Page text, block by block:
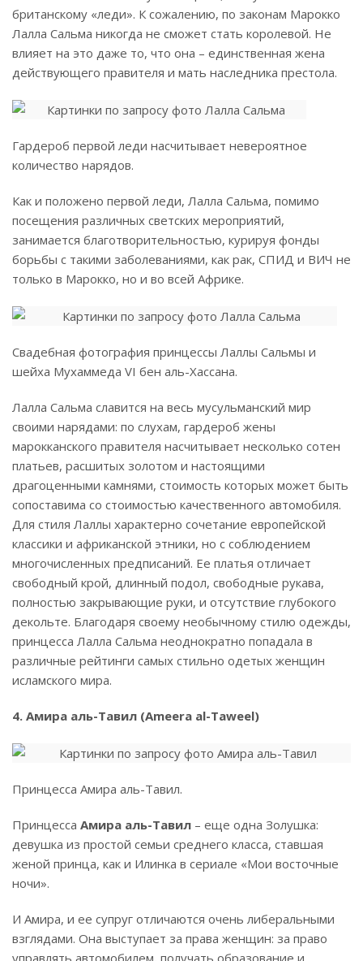
британскому «леди». К сожалению, по законам Марокко
Лалла Сальма никогда не сможет стать королевой. Не
влияет на это даже то, что она – единственная жена
действующего правителя и мать наследника престола.
Гардероб первой леди насчитывает невероятное
количество нарядов.
Как и положено первой леди, Лалла Сальма, помимо
посещения различных светских мероприятий,
занимается благотворительностью, курируя фонды
борьбы с такими заболеваниями, как рак, СПИД и ВИЧ не
только в Марокко, но и во всей Африке.
Свадебная фотография принцессы Лаллы Сальмы и
шейха Мухаммеда VI бен аль-Хассана.
Лалла Сальма славится на весь мусульманский мир
своими нарядами: по слухам, гардероб жены
марокканского правителя насчитывает несколько сотен
платьев, расшитых золотом и настоящими
драгоценными камнями, стоимость которых может быть
сопоставима со стоимостью качественного автомобиля.
Для стиля Лаллы характерно сочетание европейской
классики и африканской этники, но с соблюдением
многочисленных предписаний. Ее платья отличает
свободный крой, длинный подол, свободные рукава,
полностью закрывающие руки, и отсутствие глубокого
декольте. Благодаря своему необычному стилю одежды,
принцесса Лалла Сальма неоднократно попадала в
различные рейтинги самых стильно одетых женщин
исламского мира.
4. Амира аль-Тавил (Ameera al-Taweel)
Принцесса Амира аль-Тавил.
Принцесса Амира аль-Тавил – еще одна Золушка:
девушка из простой семьи среднего класса, ставшая
женой принца, как и Илинка в сериале «Мои восточные
ночи».
И Амира, и ее супруг отличаются очень либеральными
взглядами. Она выступает за права женщин: за право